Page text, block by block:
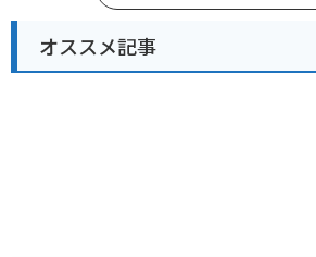
オススメ記事